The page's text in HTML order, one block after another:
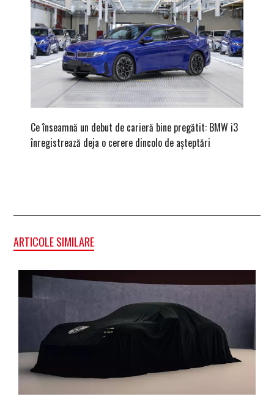
Ce înseamnă un debut de carieră bine pregătit: BMW i3
înregistrează deja o cerere dincolo de așteptări
ARTICOLE SIMILARE